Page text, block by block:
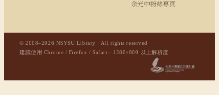
余光中粉絲專頁
© 2008–2026 NSYSU Library · All rights reserved
建議使用 Chrome / Firefox / Safari · 1280×800 以上解析度